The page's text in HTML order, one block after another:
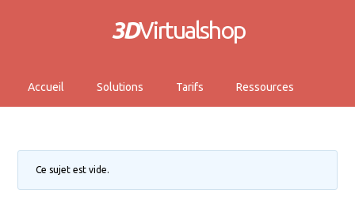
3DVirtualshop
Accueil Solutions Tarifs Ressources
Ce sujet est vide.